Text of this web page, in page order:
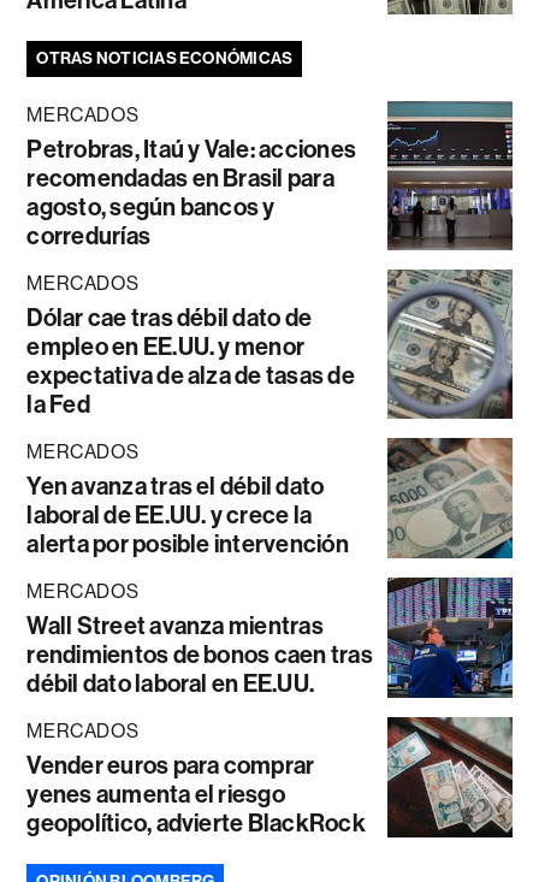
OTRAS NOTICIAS ECONÓMICAS
MERCADOS
Petrobras, Itaú y Vale: acciones
recomendadas en Brasil para
agosto, según bancos y
corredurías
MERCADOS
Dólar cae tras débil dato de
empleo en EE.UU. y menor
expectativa de alza de tasas de
la Fed
MERCADOS
Yen avanza tras el débil dato
laboral de EE.UU. y crece la
alerta por posible intervención
MERCADOS
Wall Street avanza mientras
rendimientos de bonos caen tras
débil dato laboral en EE.UU.
MERCADOS
Vender euros para comprar
yenes aumenta el riesgo
geopolítico, advierte BlackRock